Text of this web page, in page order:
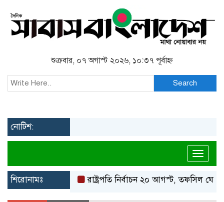
শুক্রবার, ০৭ অগাস্ট ২০২৬, ১০:৩৭ পূর্বাহ্ন
Search
নোটিশ:
শিরোনামঃ রাষ্ট্রপতি নির্বাচন ২০ আগস্ট, তফসিল ঘোষণা